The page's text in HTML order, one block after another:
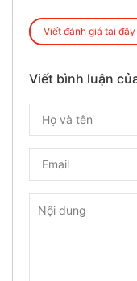
Viết đánh giá tại đây
Viết bình luận